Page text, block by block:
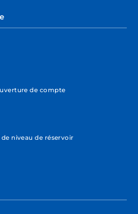
de compte
niveau de réservoir